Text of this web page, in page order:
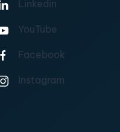
Linkedin
YouTube
Facebook
Instagram